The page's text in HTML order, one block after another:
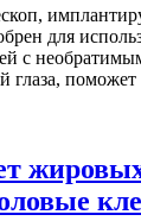
для
с
глаза,